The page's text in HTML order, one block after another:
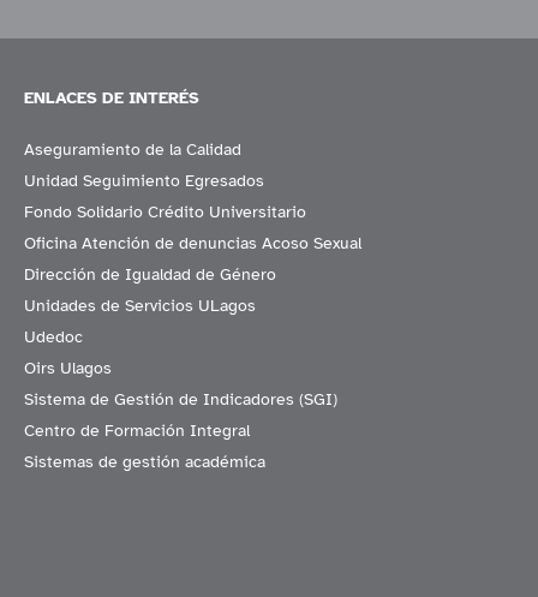
ENLACES DE INTERÉS
Aseguramiento de la Calidad
Unidad Seguimiento Egresados
Fondo Solidario Crédito Universitario
Oficina Atención de denuncias Acoso Sexual
Dirección de Igualdad de Género
Unidades de Servicios ULagos
Udedoc
Oirs Ulagos
Sistema de Gestión de Indicadores (SGI)
Centro de Formación Integral
Sistemas de gestión académica